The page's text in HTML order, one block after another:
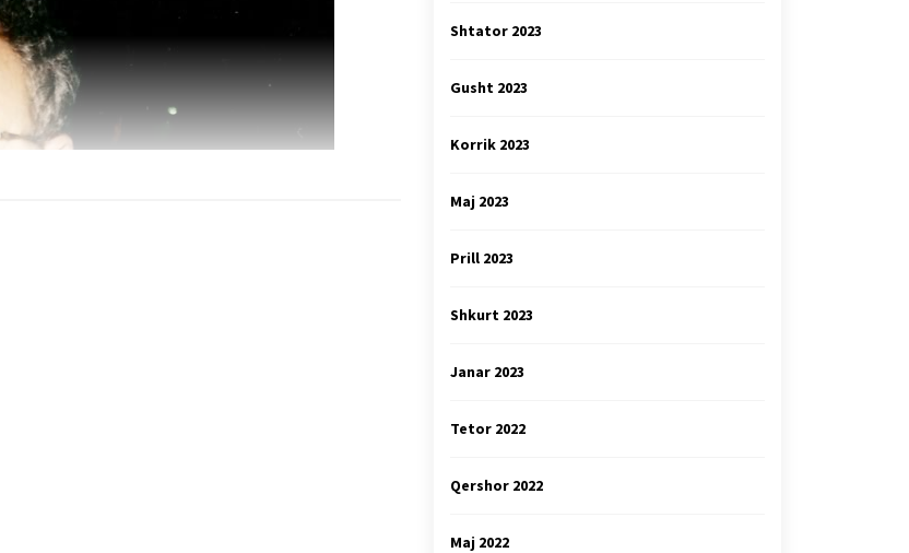
Shtator 2023
Gusht 2023
Korrik 2023
Maj 2023
Prill 2023
Shkurt 2023
Janar 2023
Tetor 2022
Qershor 2022
Maj 2022